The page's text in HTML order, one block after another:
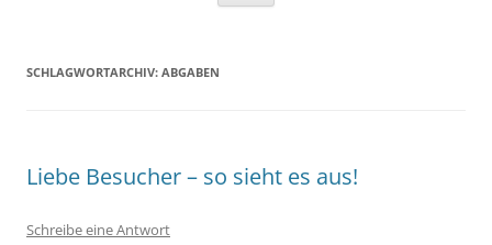
SCHLAGWORTARCHIV: ABGABEN
Liebe Besucher – so sieht es aus!
Schreibe eine Antwort